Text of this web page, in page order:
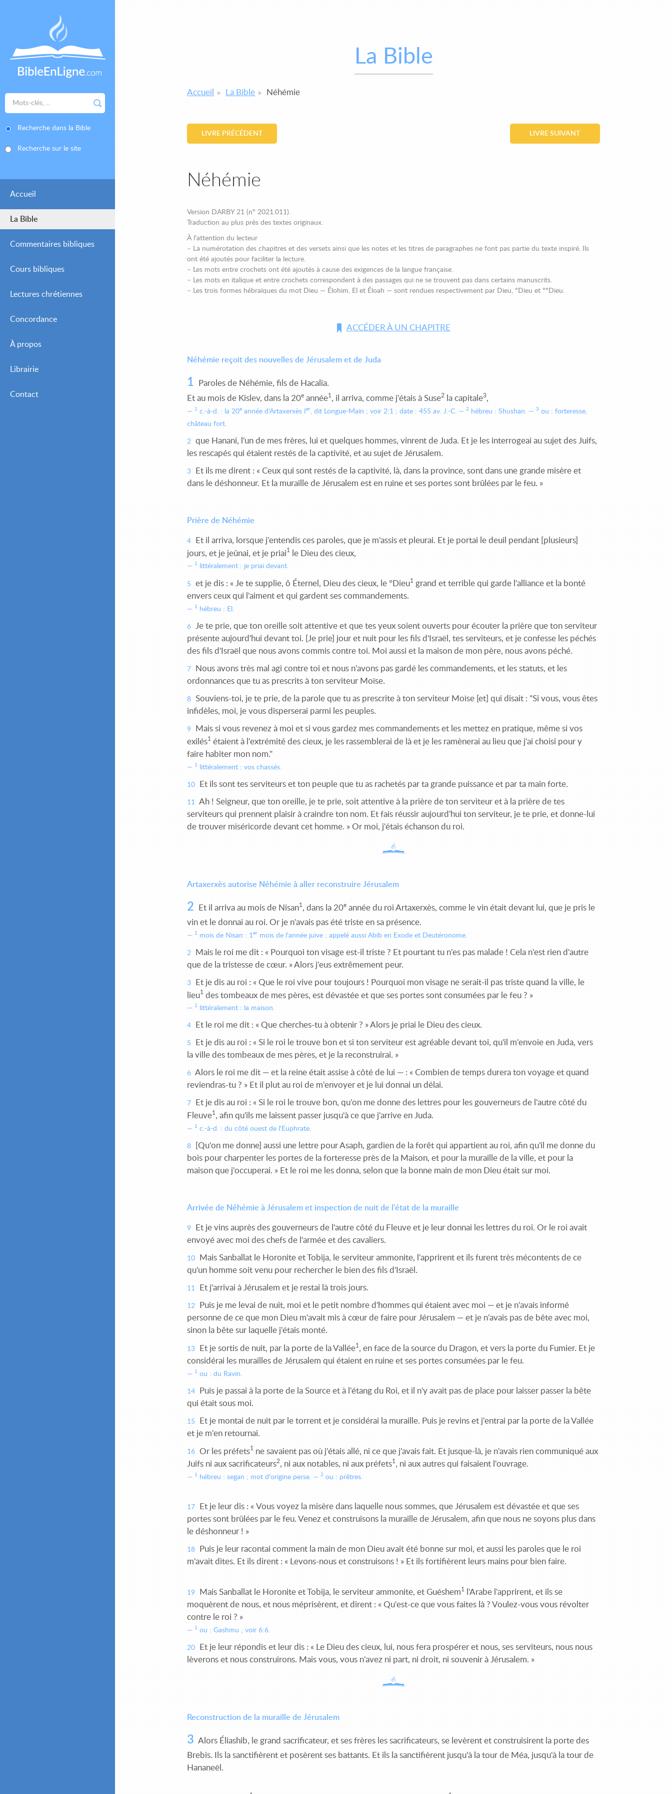
Recherche dans la Bible
Recherche sur le site
Accueil
La Bible
Commentaires bibliques
Simple
Intermédiaire
Avancé
Cours bibliques
Lectures chrétiennes
Journalières
Hebdomadaires
Mensuelles (Adultes
Concordance
À propos
Librairie
Contact
La Bible
Accueil La Bible Néhémie
LIVRE PRÉCÉDENT LIVRE SUIVANT
Néhémie
Version DARBY 21 (n° 2021.011).
Traduction au plus près des textes originaux.
À l'attention du lecteur
– La numérotation des chapitres et des versets ainsi que les notes et les titres de paragraphes ne font pas partie du texte inspiré. Ils
ont été ajoutés pour faciliter la lecture.
– Les mots entre crochets ont été ajoutés à cause des exigences de la langue française.
– Les mots en italique et entre crochets correspondent à des passages qui ne se trouvent pas dans certains manuscrits.
– Les trois formes hébraïques du mot Dieu — Élohim, El et Éloah — sont rendues respectivement par Dieu, °Dieu et °°Dieu.
ACCÉDER À UN CHAPITRE
Néhémie reçoit des nouvelles de Jérusalem et de Juda
1
Paroles de Néhémie, fils de Hacalia.
Et au mois de Kislev, dans la 20e année1 , il arriva, comme j'étais à Suse2 la capitale3,
1 c.-à-d. : la 20e année d'Artaxerxès Ier , dit Longue-Main ; voir 2:1 ; date : 455 av. J.-C. 2 hébreu : Shushan. 3 ou : forteresse,
château fort.
2
que Hanani, l'un de mes frères, lui et quelques hommes, vinrent de Juda. Et je les interrogeai au sujet des Juifs,
les rescapés qui étaient restés de la captivité, et au sujet de Jérusalem.
3
Et ils me dirent : « Ceux qui sont restés de la captivité, là, dans la province, sont dans une grande misère et
dans le déshonneur. Et la muraille de Jérusalem est en ruine et ses portes sont brûlées par le feu. »
Prière de Néhémie
4
Et il arriva, lorsque j'entendis ces paroles, que je m'assis et pleurai. Et je portai le deuil pendant [plusieurs]
jours, et je jeûnai, et je priai1 le Dieu des cieux,
1 littéralement : je priai devant.
5 et je dis : « Je te supplie, ô Éternel, Dieu des cieux, le °Dieu1
grand et terrible qui garde l'alliance et la bonté
envers ceux qui l'aiment et qui gardent ses commandements.
1 hébreu : El.
6
Je te prie, que ton oreille soit attentive et que tes yeux soient ouverts pour écouter la prière que ton serviteur
présente aujourd'hui devant toi. [Je prie] jour et nuit pour les fils d'Israël, tes serviteurs, et je confesse les péchés
des fils d'Israël que nous avons commis contre toi. Moi aussi et la maison de mon père, nous avons péché.
7
Nous avons très mal agi contre toi et nous n'avons pas gardé les commandements, et les statuts, et les
ordonnances que tu as prescrits à ton serviteur Moïse.
8
Souviens-toi, je te prie, de la parole que tu as prescrite à ton serviteur Moïse [et] qui disait : "Si vous, vous êtes
infidèles, moi, je vous disperserai parmi les peuples.
9
Mais si vous revenez à moi et si vous gardez mes commandements et les mettez en pratique, même si vos
exilés1 étaient à l'extrémité des cieux, je les rassemblerai de là et je les ramènerai au lieu que j'ai choisi pour y
faire habiter mon nom."
1 littéralement : vos chassés.
10 Et ils sont tes serviteurs et ton peuple que tu as rachetés par ta grande puissance et par ta main forte.
11
Ah ! Seigneur, que ton oreille, je te prie, soit attentive à la prière de ton serviteur et à la prière de tes
serviteurs qui prennent plaisir à craindre ton nom. Et fais réussir aujourd'hui ton serviteur, je te prie, et donne-lui
de trouver miséricorde devant cet homme. » Or moi, j'étais échanson du roi.
Artaxerxès autorise Néhémie à aller reconstruire Jérusalem
2 Et il arriva au mois de Nisan1 , dans la 20e année du roi Artaxerxès, comme le vin était devant lui, que je pris le
vin et le donnai au roi. Or je n'avais pas été triste en sa présence.
1 mois de Nisan : 1er mois de l'année juive ; appelé aussi Abib en Exode et Deutéronome.
2
Mais le roi me dit : « Pourquoi ton visage est-il triste ? Et pourtant tu n'es pas malade ! Cela n'est rien d'autre
que de la tristesse de cœur. » Alors j'eus extrêmement peur.
3
Et je dis au roi : « Que le roi vive pour toujours ! Pourquoi mon visage ne serait-il pas triste quand la ville, le
lieu1 des tombeaux de mes pères, est dévastée et que ses portes sont consumées par le feu ? »
1 littéralement : la maison.
4 Et le roi me dit : « Que cherches-tu à obtenir ? » Alors je priai le Dieu des cieux.
5
Et je dis au roi : « Si le roi le trouve bon et si ton serviteur est agréable devant toi, qu'il m'envoie en Juda, vers
la ville des tombeaux de mes pères, et je la reconstruirai. »
6 Alors le roi me dit — et la reine était assise à côté de lui — : « Combien de temps durera ton voyage et quand
reviendras-tu ? » Et il plut au roi de m'envoyer et je lui donnai un délai.
7
Et je dis au roi : « Si le roi le trouve bon, qu'on me donne des lettres pour les gouverneurs de l'autre côté du
Fleuve1 , afin qu'ils me laissent passer jusqu'à ce que j'arrive en Juda.
1 c.-à-d. : du côté ouest de l'Euphrate.
8
[Qu'on me donne] aussi une lettre pour Asaph, gardien de la forêt qui appartient au roi, afin qu'il me donne du
bois pour charpenter les portes de la forteresse près de la Maison, et pour la muraille de la ville, et pour la
maison que j'occuperai. » Et le roi me les donna, selon que la bonne main de mon Dieu était sur moi.
Arrivée de Néhémie à Jérusalem et inspection de nuit de l'état de la muraille
9
Et je vins auprès des gouverneurs de l'autre côté du Fleuve et je leur donnai les lettres du roi. Or le roi avait
envoyé avec moi des chefs de l'armée et des cavaliers.
10
Mais Sanballat le Horonite et Tobija, le serviteur ammonite, l'apprirent et ils furent très mécontents de ce
qu'un homme soit venu pour rechercher le bien des fils d'Israël.
11 Et j'arrivai à Jérusalem et je restai là trois jours.
12
Puis je me levai de nuit, moi et le petit nombre d'hommes qui étaient avec moi — et je n'avais informé
personne de ce que mon Dieu m'avait mis à cœur de faire pour Jérusalem — et je n'avais pas de bête avec moi,
sinon la bête sur laquelle j'étais monté.
13 Et je sortis de nuit, par la porte de la Vallée1 , en face de la source du Dragon, et vers la porte du Fumier. Et je
considérai les murailles de Jérusalem qui étaient en ruine et ses portes consumées par le feu.
1 ou : du Ravin.
14
Puis je passai à la porte de la Source et à l'étang du Roi, et il n'y avait pas de place pour laisser passer la bête
qui était sous moi.
15
Et je montai de nuit par le torrent et je considérai la muraille. Puis je revins et j'entrai par la porte de la Vallée
et je m'en retournai.
16 Or les préfets1 ne savaient pas où j'étais allé, ni ce que j'avais fait. Et jusque-là, je n'avais rien communiqué aux
Juifs ni aux sacrificateurs2, ni aux notables, ni aux préfets1 , ni aux autres qui faisaient l'ouvrage.
1 hébreu : segan ; mot d'origine perse. 2 ou : prêtres.
17
Et je leur dis : « Vous voyez la misère dans laquelle nous sommes, que Jérusalem est dévastée et que ses
portes sont brûlées par le feu. Venez et construisons la muraille de Jérusalem, afin que nous ne soyons plus dans
le déshonneur ! »
18
Puis je leur racontai comment la main de mon Dieu avait été bonne sur moi, et aussi les paroles que le roi
m'avait dites. Et ils dirent : « Levons-nous et construisons ! » Et ils fortifièrent leurs mains pour bien faire.
19 Mais Sanballat le Horonite et Tobija, le serviteur ammonite, et Guéshem1
l'Arabe l'apprirent, et ils se
moquèrent de nous, et nous méprisèrent, et dirent : « Qu'est-ce que vous faites là ? Voulez-vous vous révolter
contre le roi ? »
1 ou : Gashmu ; voir 6:6.
20
Et je leur répondis et leur dis : « Le Dieu des cieux, lui, nous fera prospérer et nous, ses serviteurs, nous nous
lèverons et nous construirons. Mais vous, vous n'avez ni part, ni droit, ni souvenir à Jérusalem. »
Reconstruction de la muraille de Jérusalem
3 Alors Éliashib, le grand sacrificateur, et ses frères les sacrificateurs, se levèrent et construisirent la porte des
Brebis. Ils la sanctifièrent et posèrent ses battants. Et ils la sanctifièrent jusqu'à la tour de Méa, jusqu'à la tour de
Hananeël.